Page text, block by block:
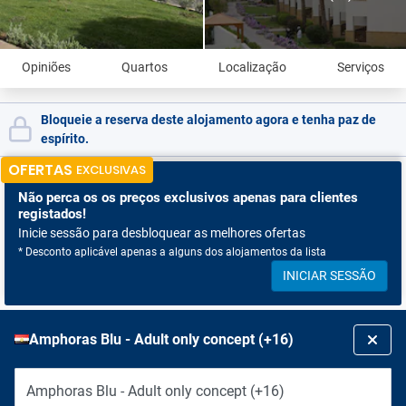
Opiniões Quartos Localização Serviços
Bloqueie a reserva deste alojamento agora e tenha paz de
espírito.
OFERTAS EXCLUSIVAS
Não perca os os preços exclusivos apenas para clientes
registados!
Inicie sessão para desbloquear as melhores ofertas
* Desconto aplicável apenas a alguns dos alojamentos da lista
INICIAR SESSÃO
Amphoras Blu - Adult only concept (+16)
Amphoras Blu - Adult only concept (+16)